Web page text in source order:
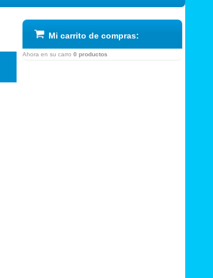
Mi carrito de compras:
Ahora en su carro 0 productos